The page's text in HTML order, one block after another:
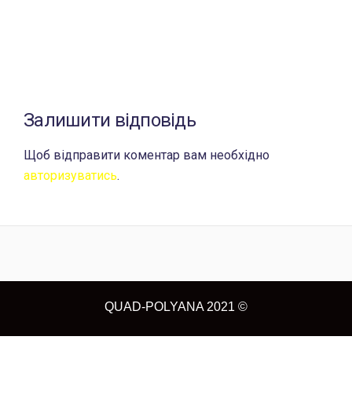
Залишити відповідь
Щоб відправити коментар вам необхідно
авторизуватись.
QUAD-POLYANA 2021 ©